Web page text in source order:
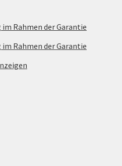
Rahmen der Garantie
Rahmen der Garantie